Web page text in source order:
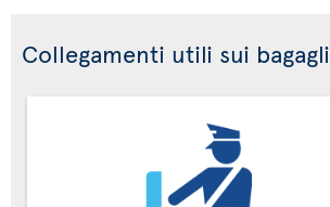
Collegamenti utili sui bagagli